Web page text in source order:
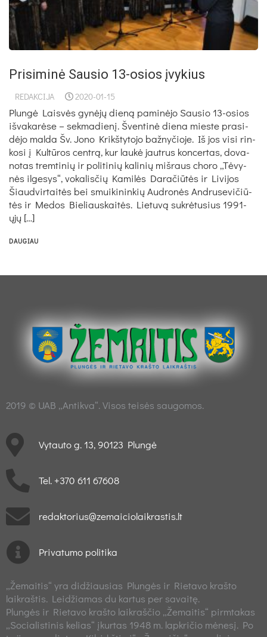
Pri­si­mi­nė Sau­sio 13-osios įvy­kius
REDAKCIJA 2020-01-15
Plun­gė Lais­vės gy­nė­jų die­ną pa­mi­nė­jo Sau­sio 13-osios
iš­va­ka­rė­se – sek­ma­die­nį. Šven­ti­nė die­na mies­te pra­si­
dė­jo mal­da Šv. Jo­no Krikš­ty­to­jo baž­ny­čio­je. Iš jos vi­si rin­
ko­si į Kul­tū­ros cent­rą, kur lau­kė jaut­rus kon­cer­tas, do­va­
no­tas trem­ti­nių ir po­li­ti­nių ka­li­nių miš­raus cho­ro „Tė­vy­
nės il­ge­sys“, vo­ka­lis­čių Ka­mi­lės Da­ra­čiū­tės ir Li­vi­jos
Šiaud­vir­tai­tės bei smui­ki­nin­kių Aud­ro­nės And­ru­se­vi­čiū­
tės ir Me­dos Bie­liaus­kai­tės. Lie­tu­vą su­krė­tu­sius 1991-
ųjų […]
DAUGIAU
2019 © UAB „Antikva“. Visos teisės saugomos.
Vytauto g. 13, 90123 Plungė
Tel. +370 611 67608
redaktorius@zemaiciolaikrastis.lt
Privatumo politika
„Žemaitis“ yra didžiausias Plungės ir Rietavo krašto
laikraštis. Leidžiamas du kartus per savaitę.
Plungės ir Rietavo krašto laikraščio „Žemaitis“ pirmtakas
„Socialistinis kelias“ įkurtas 1948 m. lapkričio mėnesį. Po